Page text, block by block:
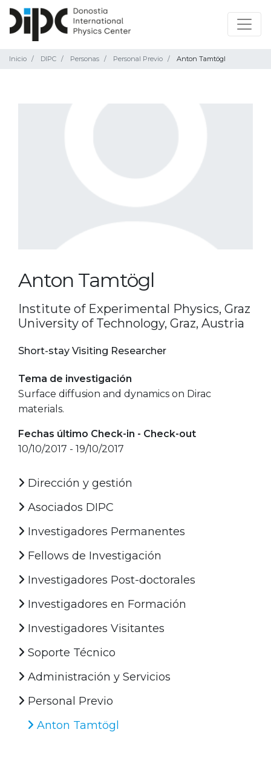
Inicio DIPC Personas Personal Previo Anton Tamtögl
Anton Tamtögl
Institute of Experimental Physics, Graz
University of Technology, Graz, Austria
Short-stay Visiting Researcher
Tema de investigación
Surface diffusion and dynamics on Dirac
materials.
Fechas último Check-in - Check-out
10/10/2017 - 19/10/2017
Dirección y gestión
Asociados DIPC
Investigadores Permanentes
Fellows de Investigación
Investigadores Post-doctorales
Investigadores en Formación
Investigadores Visitantes
Soporte Técnico
Administración y Servicios
Personal Previo
Anton Tamtögl